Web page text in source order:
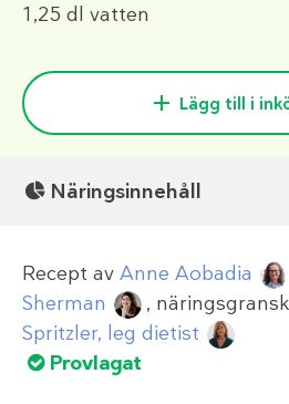
1,25 dl vatten
Lägg till i
Näringsinnehåll
Recept av Anne Aobadia
Sherman
,
Spritzler, leg dietist
Provlagat